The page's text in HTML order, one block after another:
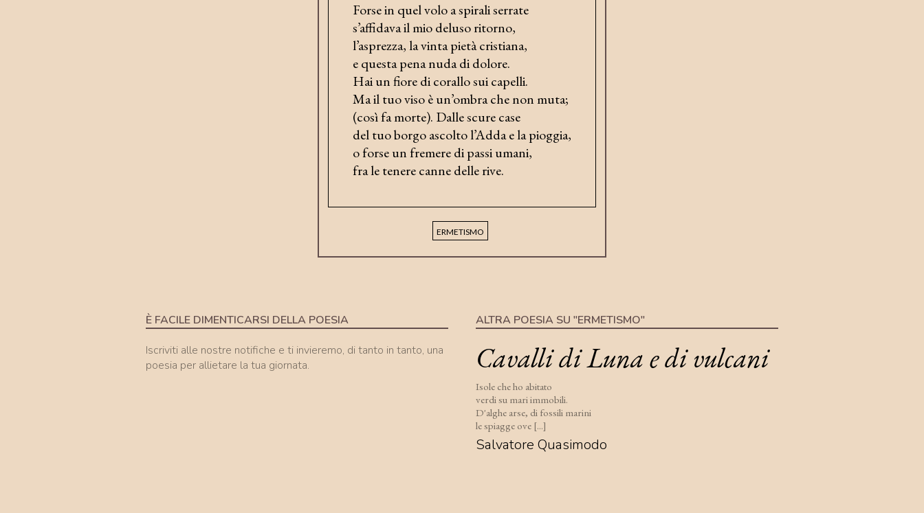
Forse in quel volo a spirali serrate
s’affidava il mio deluso ritorno,
l’asprezza, la vinta pietà cristiana,
e questa pena nuda di dolore.
Hai un fiore di corallo sui capelli.
Ma il tuo viso è un’ombra che non muta;
(così fa morte). Dalle scure case
del tuo borgo ascolto l’Adda e la pioggia,
o forse un fremere di passi umani,
fra le tenere canne delle rive.
ERMETISMO
È FACILE DIMENTICARSI DELLA POESIA
Iscriviti alle nostre notifiche e ti invieremo, di tanto in tanto, una
poesia per allietare la tua giornata.
ALTRA POESIA SU "ERMETISMO"
Cavalli di Luna e di vulcani
Isole che ho abitato
verdi su mari immobili.
D'alghe arse, di fossili marini
le spiagge ove [...]
Salvatore Quasimodo